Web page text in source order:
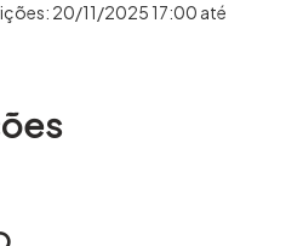
20/11/2025 17:00 até